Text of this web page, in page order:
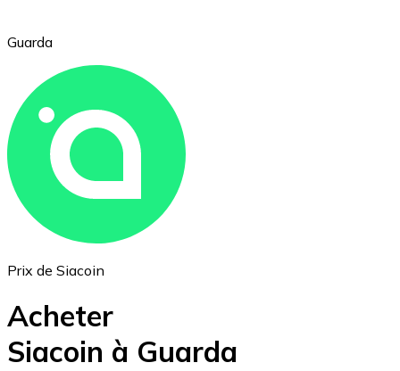
Ethereum
ETH
Guarda
Prix de Siacoin
Acheter
Siacoin à Guarda